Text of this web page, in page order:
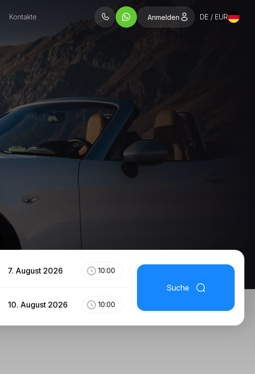
Kontakte Anmelden DE / EUR
7. August 2026 10:00
10. August 2026 10:00
Suche